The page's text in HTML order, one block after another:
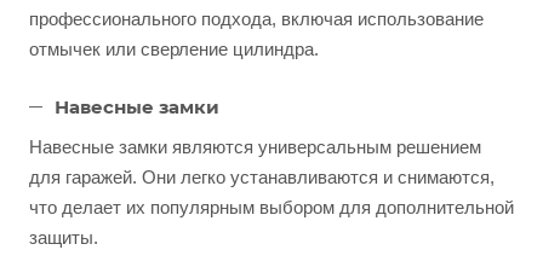
профессионального подхода, включая использование
отмычек или сверление цилиндра.
Навесные замки
Навесные замки являются универсальным решением
для гаражей. Они легко устанавливаются и снимаются,
что делает их популярным выбором для дополнительной
защиты.